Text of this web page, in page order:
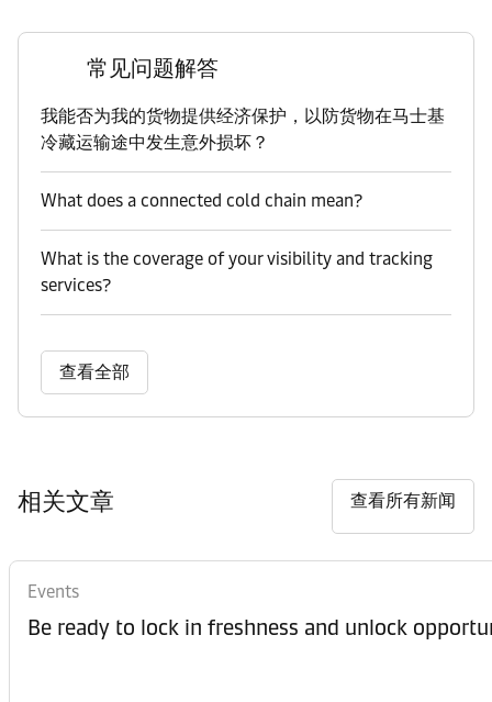
常见问题解答
我能否为我的货物提供经济保护，以防货物在马士基
冷藏运输途中发生意外损坏？
What does a connected cold chain mean?
What is the coverage of your visibility and tracking
services?
查看全部
相关文章 查看所有新闻
Events
Be ready to lock in freshness and unlock